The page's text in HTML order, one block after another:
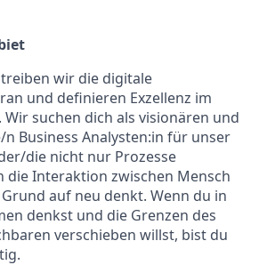
treiben wir die digitale
und definieren Exzellenz im
suchen dich als visionären und
Business Analysten:in für unser
die nicht nur Prozesse
die Interaktion zwischen Mensch
auf neu denkt. Wenn du in
denkst und die Grenzen des
verschieben willst, bist du